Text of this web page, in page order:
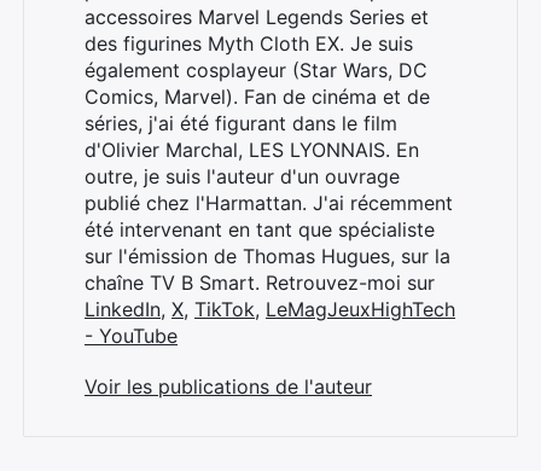
accessoires Marvel Legends Series et
des figurines Myth Cloth EX. Je suis
également cosplayeur (Star Wars, DC
Comics, Marvel). Fan de cinéma et de
séries, j'ai été figurant dans le film
d'Olivier Marchal, LES LYONNAIS. En
outre, je suis l'auteur d'un ouvrage
publié chez l'Harmattan. J'ai récemment
été intervenant en tant que spécialiste
sur l'émission de Thomas Hugues, sur la
chaîne TV B Smart. Retrouvez-moi sur
LinkedIn, X, TikTok, LeMagJeuxHighTech
- YouTube
Voir les publications de l'auteur